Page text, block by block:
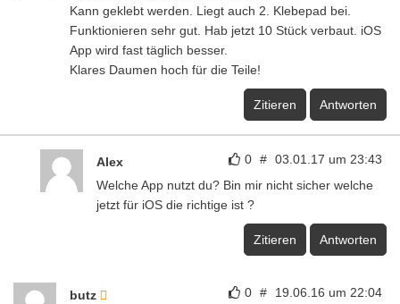
Kann geklebt werden. Liegt auch 2. Klebepad bei.
Funktionieren sehr gut. Hab jetzt 10 Stück verbaut. iOS
App wird fast täglich besser.
Klares Daumen hoch für die Teile!
Zitieren Antworten
0 # 03.01.17 um 23:43
Alex
Welche App nutzt du? Bin mir nicht sicher welche
jetzt für iOS die richtige ist ?
Zitieren Antworten
0 # 19.06.16 um 22:04
butz